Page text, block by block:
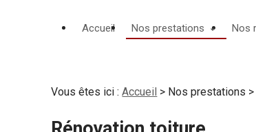
Accueil Nos prestations Nos
Vous êtes ici : Accueil > Nos prestations